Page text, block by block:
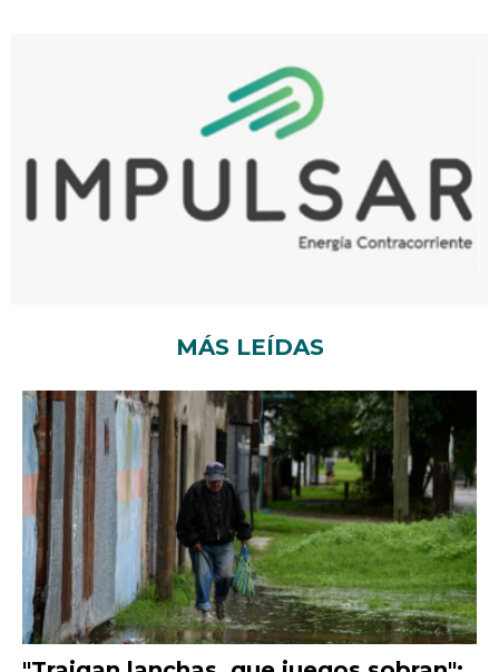
MÁS LEÍDAS